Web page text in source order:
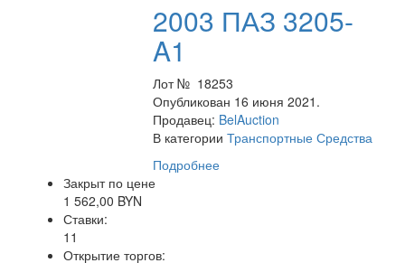
2003 ПАЗ 3205-
A1
Лот № 18253
Опубликован 16 июня 2021.
Продавец: BelAuction
В категорииТранспортные Средства
Подробнее
Закрыт по цене
1 562,00 BYN
Ставки:
11
Открытие торгов: